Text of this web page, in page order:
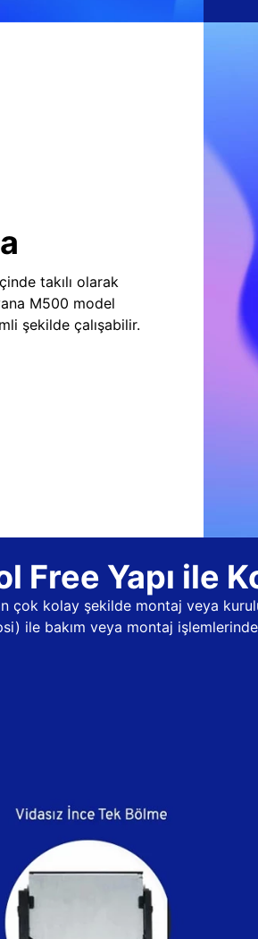
takılı olarak
M500 model
şekilde çalışabilir.
Free Yapı ile
çok kolay şekilde montaj veya
ile bakım veya montaj